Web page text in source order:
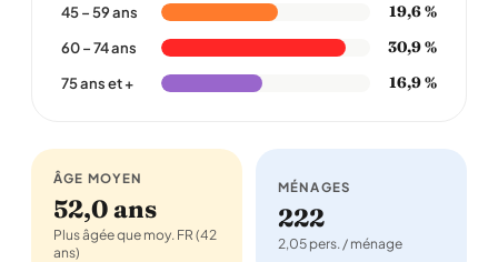
45 – 59 ans 19,6 %
60 – 74 ans 30,9 %
75 ans et + 16,9 %
ÂGE MOYEN
52,0 ans
Plus âgée que moy. FR (42
ans)
MÉNAGES
222
2,05 pers. / ménage